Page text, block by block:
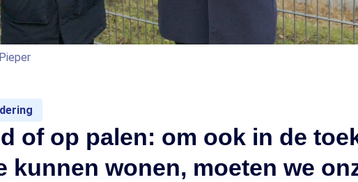
of op palen: om ook in de
kunnen wonen, moeten we